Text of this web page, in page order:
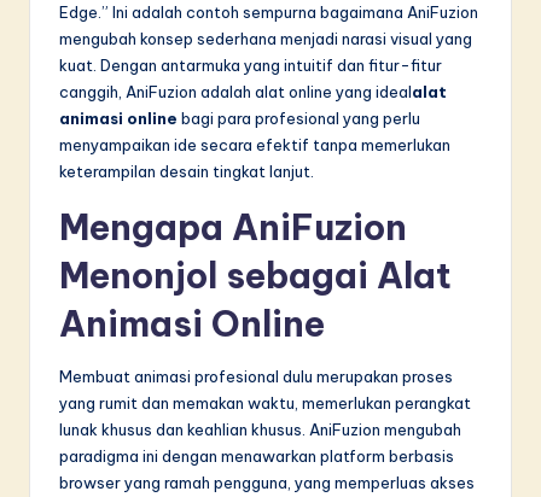
L
in
A
&
S
o
Edge.” Ini adalah contoh sempurna bagaimana AniFuzion
mengubah konsep sederhana menjadi narasi visual yang
kuat. Dengan antarmuka yang intuitif dan fitur-fitur
canggih, AniFuzion adalah alat online yang idealalat
animasi online bagi para profesional yang perlu
menyampaikan ide secara efektif tanpa memerlukan
keterampilan desain tingkat lanjut.
Mengapa AniFuzion
Menonjol sebagai Alat
Animasi Online
Membuat animasi profesional dulu merupakan proses
yang rumit dan memakan waktu, memerlukan perangkat
lunak khusus dan keahlian khusus. AniFuzion mengubah
paradigma ini dengan menawarkan platform berbasis
browser yang ramah pengguna, yang memperluas akses